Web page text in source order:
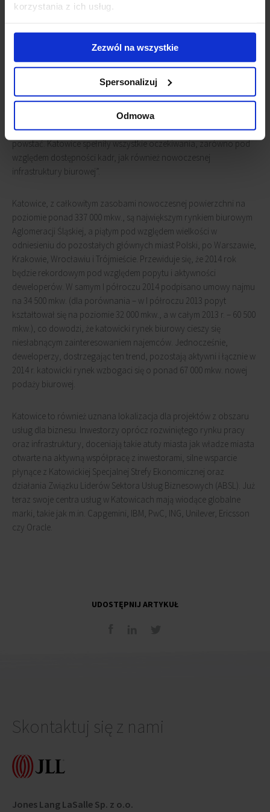
korzystania z ich usług.
Zezwól na wszystkie
Spersonalizuj
Odmowa
OUTSTANDING.
Kamil Krępa, Starszy Konsultant w Dziale Wynajmu Powierzchni
Biurowych, JLL, komentuje: „Ogromnie nas cieszy możliwość
Katowice. Co istotne, współpraca obejmowała nie tylko
znalezienie lokalizacji biurowej dopasowanej do potrzeb klienta i
reprezentację firmy w negocjacjach, ale przede wszystkim
doradztwo przy wyborze miasta, w którym nowy oddział mógłby
powstać. Katowice spełniły wszystkie oczekiwania, zarówno pod
względem dostępności kadr, jak również nowoczesnej
infrastruktury biurowej”.
Katowice, z całkowitym zasobami nowoczesnej powierzchni na
poziomie ponad 337 000 mkw., są największym rynkiem biurowym
Aglomeracji Śląskiej, a piątym pod względem wielkości w
odniesieniu do pozostałych głównych miast Polski, po Warszawie,
Krakowie, Wrocławiu i Trójmieście. Przewiduje się, że 2014 rok
będzie rekordowym pod względem popytu i aktywności
deweloperów. W samym I półroczu 2014 podpisano umowy najmu
na 34 500 mkw. (dla porównania – w I półroczu 2013 popyt
kształtował się na poziomie 32 000 mkw., a w całym 2013 r. – 60 500
mkw.), co dowodzi, że katowicki rynek biurowy cieszy się
niesłabnącym zainteresowaniem najemców. Jednocześnie,
deweloperzy, dostrzegając ten trend, pozostają aktywni i łącznie w
2014 r. katowicki rynek wzbogaci się o ponad 67 000 mkw. nowej
podaży biurowej.
Katowice to również uznana lokalizacja dla projektów z obszaru
usług dla biznesu. Inwestorzy oprócz rozwiniętego rynku pracy
oraz infrastruktury, doceniają takie atuty miasta jak władze miasta
otwarte na aktywną współpracę z inwestorami, silne wsparcie
płynące z Katowickiej Specjalnej Strefy Ekonomicznej oraz
działania Związku Liderów Sektora Usług Biznesowych (ABSL). Już
teraz swoje centra usług w Katowicach mają wiodące globalne
marki, takie jak m.in. Capgemini, IBM, PwC, ING, Unilever, Ericsson
czy Oracle.
UDOSTĘPNIJ ARTYKUŁ
Skontaktuj się z nami
Jones Lang LaSalle Sp. z o.o.